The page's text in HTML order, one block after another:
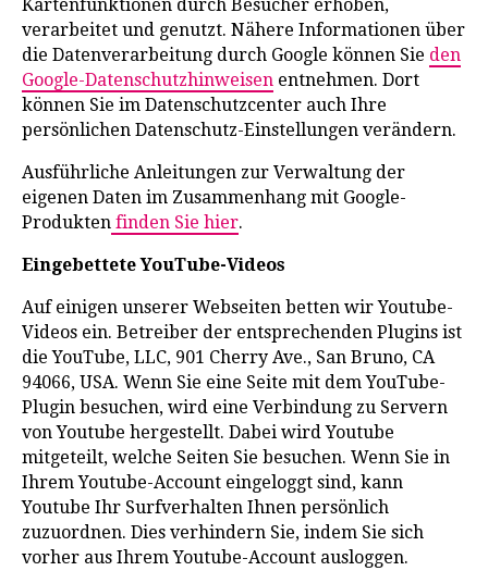
Kartenfunktionen durch Besucher erhoben,
verarbeitet und genutzt. Nähere Informationen über
die Datenverarbeitung durch Google können Sie den
Google-Datenschutzhinweisen entnehmen. Dort
können Sie im Datenschutzcenter auch Ihre
persönlichen Datenschutz-Einstellungen verändern.
Ausführliche Anleitungen zur Verwaltung der
eigenen Daten im Zusammenhang mit Google-
Produkten finden Sie hier.
Eingebettete YouTube-Videos
Auf einigen unserer Webseiten betten wir Youtube-
Videos ein. Betreiber der entsprechenden Plugins ist
die YouTube, LLC, 901 Cherry Ave., San Bruno, CA
94066, USA. Wenn Sie eine Seite mit dem YouTube-
Plugin besuchen, wird eine Verbindung zu Servern
von Youtube hergestellt. Dabei wird Youtube
mitgeteilt, welche Seiten Sie besuchen. Wenn Sie in
Ihrem Youtube-Account eingeloggt sind, kann
Youtube Ihr Surfverhalten Ihnen persönlich
zuzuordnen. Dies verhindern Sie, indem Sie sich
vorher aus Ihrem Youtube-Account ausloggen.